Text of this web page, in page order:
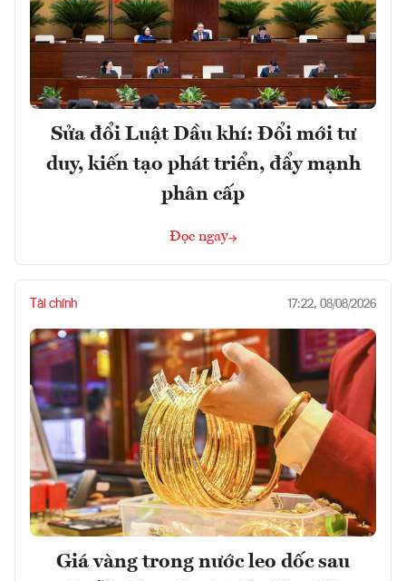
Sửa đổi Luật Dầu khí: Đổi mới tư
duy, kiến tạo phát triển, đẩy mạnh
phân cấp
Đọc ngay
Tài chính 17:22, 08/08/2026
Giá vàng trong nước leo dốc sau